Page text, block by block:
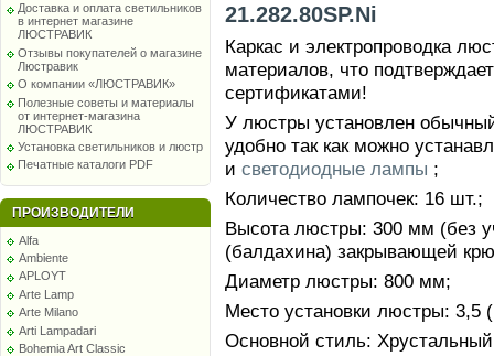
Доставка и оплата светильников
в интернет магазине
ЛЮСТРАВИК
Отзывы покупателей о магазине
Люстравик
О компании «ЛЮСТРАВИК»
Полезные советы и материалы
от интернет-магазина
ЛЮСТРАВИК
Установка светильников и люстр
Печатные каталоги PDF
ПРОИЗВОДИТЕЛИ
Alfa
Ambiente
APLOYT
Arte Lamp
Arte Milano
Arti Lampadari
Bohemia Art Classic
21.282.80SP.Ni
Каркас и электропроводка
материалов, что
сертификатами!
У люстры установлен
удобно так как можно
и светодиодные лампы ;
Количество лампочек: 16 шт.;
Высота люстры: 300 мм (без
(балдахина) закрывающей
Диаметр люстры: 800 мм;
Место установки люстры: 3,5
Основной стиль: